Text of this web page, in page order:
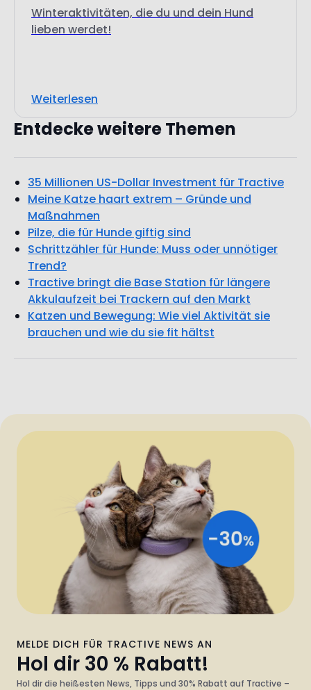
Winteraktivitäten, die du und dein Hund
lieben werdet!
Weiterlesen
Entdecke weitere Themen
35 Millionen US-Dollar Investment für Tractive
Meine Katze haart extrem – Gründe und
Maßnahmen
Pilze, die für Hunde giftig sind
Schrittzähler für Hunde: Muss oder unnötiger
Trend?
Tractive bringt die Base Station für längere
Akkulaufzeit bei Trackern auf den Markt
Katzen und Bewegung: Wie viel Aktivität sie
brauchen und wie du sie fit hältst
MELDE DICH FÜR TRACTIVE NEWS AN
Hol dir 30 % Rabatt!
Hol dir die heißesten News, Tipps und 30% Rabatt auf Tractive –